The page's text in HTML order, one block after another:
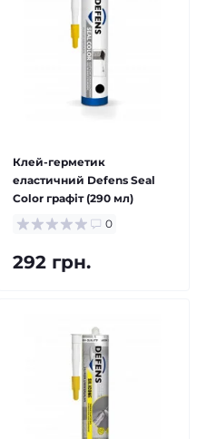
Клей-герметик
еластичний Defens Seal
Color графіт (290 мл)
0
292 грн.